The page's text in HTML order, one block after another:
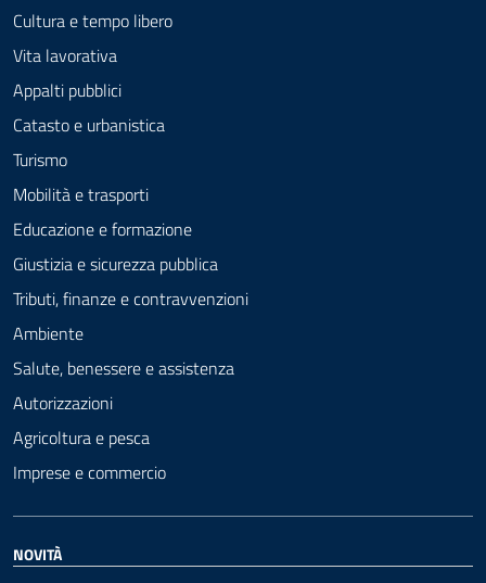
Cultura e tempo libero
Vita lavorativa
Appalti pubblici
Catasto e urbanistica
Turismo
Mobilità e trasporti
Educazione e formazione
Giustizia e sicurezza pubblica
Tributi, finanze e contravvenzioni
Ambiente
Salute, benessere e assistenza
Autorizzazioni
Agricoltura e pesca
Imprese e commercio
NOVITÀ